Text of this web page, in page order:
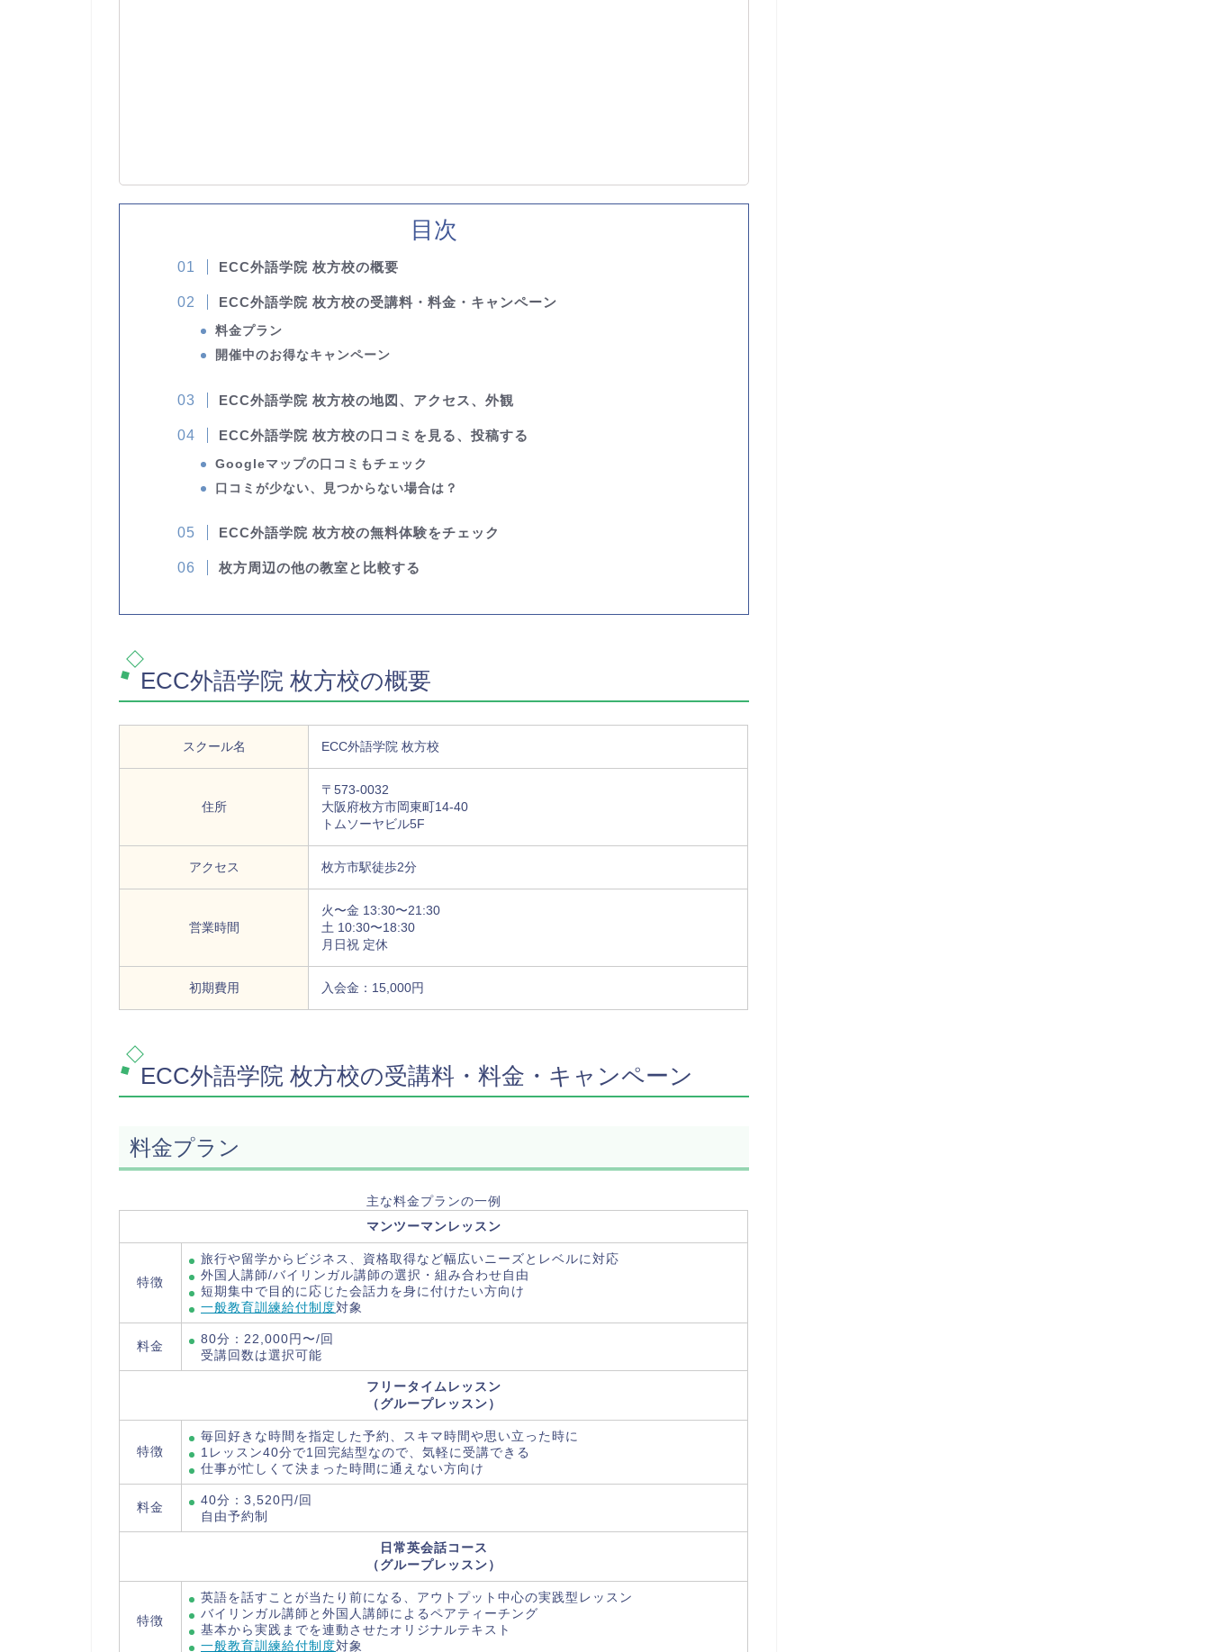
目次
ECC外語学院 枚方校の概要
ECC外語学院 枚方校の受講料・料金・キャンペーン
料金プラン
開催中のお得なキャンペーン
ECC外語学院 枚方校の地図、アクセス、外観
ECC外語学院 枚方校の口コミを見る、投稿する
Googleマップの口コミもチェック
口コミが少ない、見つからない場合は？
ECC外語学院 枚方校の無料体験をチェック
枚方周辺の他の教室と比較する
ECC外語学院 枚方校の概要
スクール名 ECC外語学院 枚方校
住所
〒573-0032
大阪府枚方市岡東町14-40
トムソーヤビル5F
アクセス 枚方市駅徒歩2分
営業時間
火〜金 13:30〜21:30
土 10:30〜18:30
月日祝 定休
初期費用 入会金：15,000円
ECC外語学院 枚方校の受講料・料金・キャンペーン
料金プラン
主な料金プランの一例
マンツーマンレッスン
特徴
旅行や留学からビジネス、資格取得など幅広いニーズとレベルに対応
外国人講師/バイリンガル講師の選択・組み合わせ自由
短期集中で目的に応じた会話力を身に付けたい方向け
一般教育訓練給付制度対象
料金
80分：22,000円〜/回
受講回数は選択可能
フリータイムレッスン
（グループレッスン）
特徴
毎回好きな時間を指定した予約、スキマ時間や思い立った時に
1レッスン40分で1回完結型なので、気軽に受講できる
仕事が忙しくて決まった時間に通えない方向け
料金
40分：3,520円/回
自由予約制
日常英会話コース
（グループレッスン）
特徴
英語を話すことが当たり前になる、アウトプット中心の実践型レッスン
バイリンガル講師と外国人講師によるペアティーチング
基本から実践までを連動させたオリジナルテキスト
一般教育訓練給付制度対象